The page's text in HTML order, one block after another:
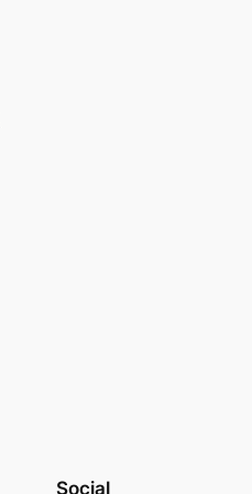
Social